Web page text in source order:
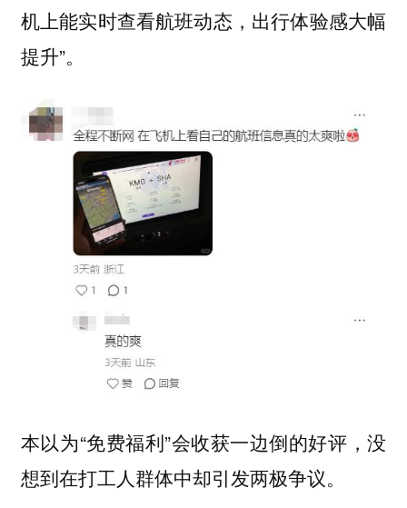
机上能实时查看航班动态，出行体验感大幅
提升”。
本以为“免费福利”会收获一边倒的好评，没
想到在打工人群体中却引发两极争议。